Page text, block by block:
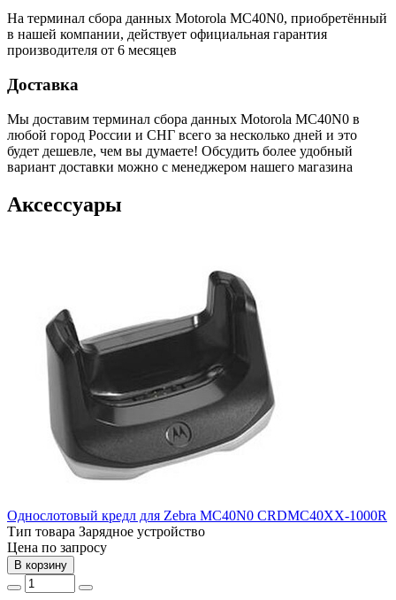
На терминал сбора данных Motorola MC40N0, приобретённый
в нашей компании, действует официальная гарантия
производителя от 6 месяцев
Доставка
Мы доставим терминал сбора данных Motorola MC40N0 в
любой город России и СНГ всего за несколько дней и это
будет дешевле, чем вы думаете! Обсудить более удобный
вариант доставки можно с менеджером нашего магазина
Аксессуары
Однослотовый кредл для Zebra MC40N0 CRDMC40XX-1000R
Тип товара Зарядное устройство
Цена по запросу
В корзину